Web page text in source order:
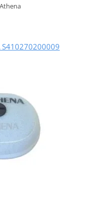
S410270200009